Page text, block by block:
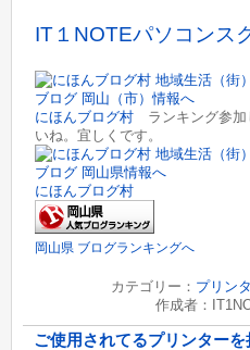
IT１NOTEパソコンス
にほんブログ村 ランキング参加
いね。宜しくです。
にほんブログ村
岡山県 ブログランキングへ
カテゴリー： プリン
作成者：
ご使用されてるプリンター